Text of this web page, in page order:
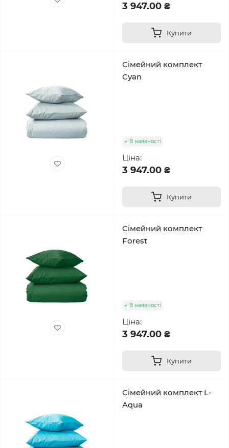
3 947.00 ₴
Купити
Сімейний комплект
Cyan
В наявності
Ціна:
3 947.00 ₴
Купити
Сімейний комплект
Forest
В наявності
Ціна:
3 947.00 ₴
Купити
Сімейний комплект L-
Aqua